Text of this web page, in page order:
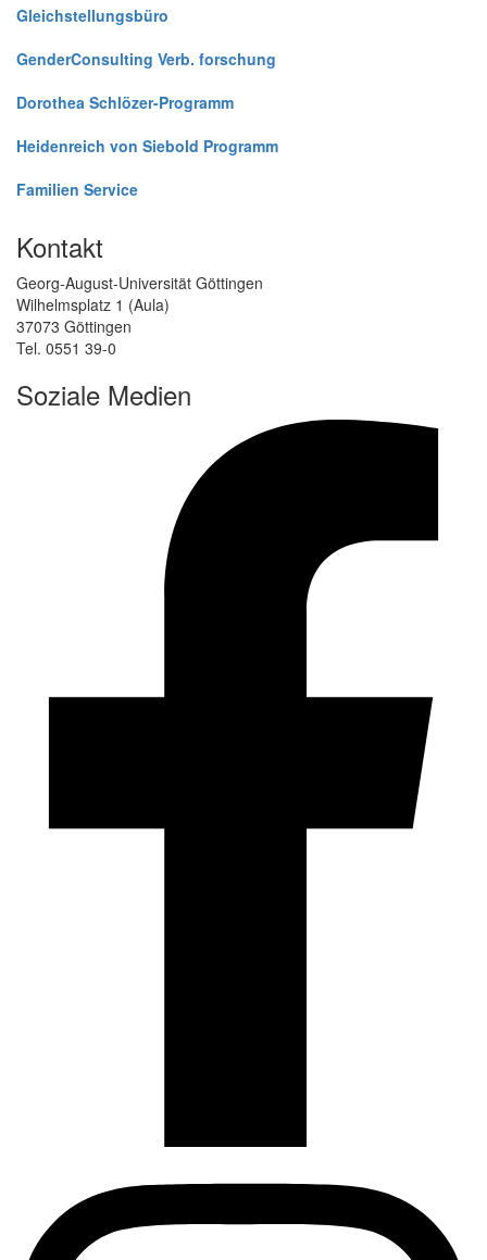
Gleichstellungsbüro
GenderConsulting Verb. forschung
Dorothea Schlözer-Programm
Heidenreich von Siebold Programm
Familien Service
Kontakt
Georg-August-Universität Göttingen
Wilhelmsplatz 1 (Aula)
37073 Göttingen
Tel. 0551 39-0
Soziale Medien